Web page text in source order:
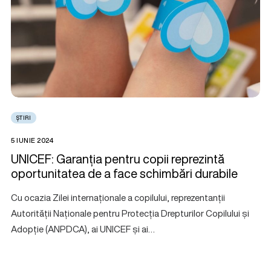
ȘTIRI
5 IUNIE 2024
UNICEF: Garanția pentru copii reprezintă
oportunitatea de a face schimbări durabile
Cu ocazia Zilei internaționale a copilului, reprezentanții
Autorității Naționale pentru Protecția Drepturilor Copilului și
Adopție (ANPDCA), ai UNICEF și ai…